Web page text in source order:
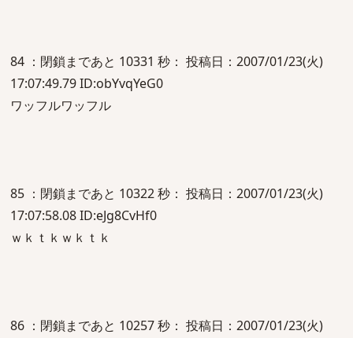
84 ：閉鎖まであと 10331 秒： 投稿日：2007/01/23(火)
17:07:49.79 ID:obYvqYeG0
ワッフルワッフル
85 ：閉鎖まであと 10322 秒： 投稿日：2007/01/23(火)
17:07:58.08 ID:eJg8CvHf0
ｗｋｔｋｗｋｔｋ
86 ：閉鎖まであと 10257 秒： 投稿日：2007/01/23(火)